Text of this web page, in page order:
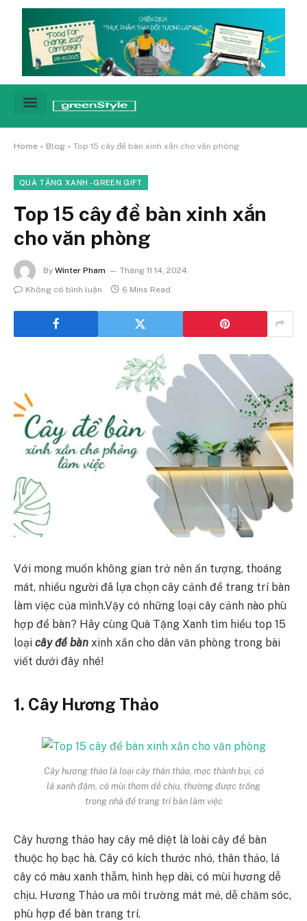
Home » Blog » Top 15 cây để bàn xinh xắn cho văn phòng
QUÀ TẶNG XANH - GREEN GIFT
Top 15 cây để bàn xinh xắn
cho văn phòng
By Winter Pham
Tháng 11 14, 2024
Không có bình luận
6 Mins Read
Với mong muốn không gian trở nên ấn tượng, thoáng
mát, nhiều người đã lựa chọn cây cảnh để trang trí bàn
làm việc của mình.Vậy có những loại cây cảnh nào phù
hợp để bàn? Hãy cùng Quà Tặng Xanh tìm hiểu top 15
loại cây để bàn xinh xắn cho dân văn phòng trong bài
viết dưới đây nhé!
1. Cây Hương Thảo
Cây hương thảo là loại cây thân thảo, mọc thành bụi, có
lá xanh đậm, có mùi thơm dễ chịu, thường được trồng
trong nhà để trang trí bàn làm việc
Cây hương thảo hay cây mê diệt là loài cây để bàn
thuộc họ bạc hà. Cây có kích thước nhỏ, thân thảo, lá
cây có màu xanh thẫm, hình hẹp dài, có mùi hương dễ
chịu. Hương Thảo ưa môi trường mát mẻ, dễ chăm sóc,
phù hợp để bàn trang trí.